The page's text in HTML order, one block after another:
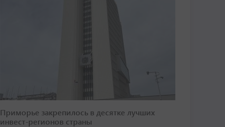
Приморье закрепилось в десятке лучших
инвест-регионов страны